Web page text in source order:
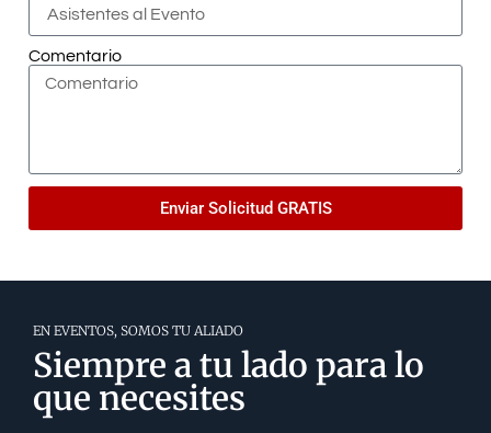
Comentario
Enviar Solicitud GRATIS
EN EVENTOS, SOMOS TU ALIADO
Siempre a tu lado para lo
que necesites